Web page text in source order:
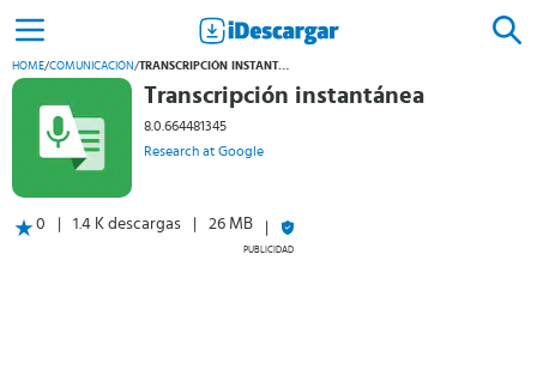
HOME/COMUNICACIÓN/ TRANSCRIPCIÓN INSTANTÁNEA
Transcripción instantánea
8.0.664481345
Research at Google
0 1.4 K descargas 26 MB
PUBLICIDAD